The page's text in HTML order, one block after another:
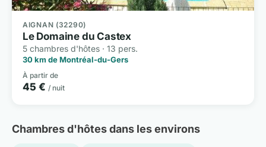
AIGNAN (32290)
Le Domaine du Castex
5 chambres d'hôtes · 13 pers.
30 km de Montréal-du-Gers
À partir de
45 € / nuit
Chambres d'hôtes dans les environs